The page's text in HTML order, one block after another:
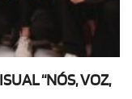
“NÓS, VOZ,